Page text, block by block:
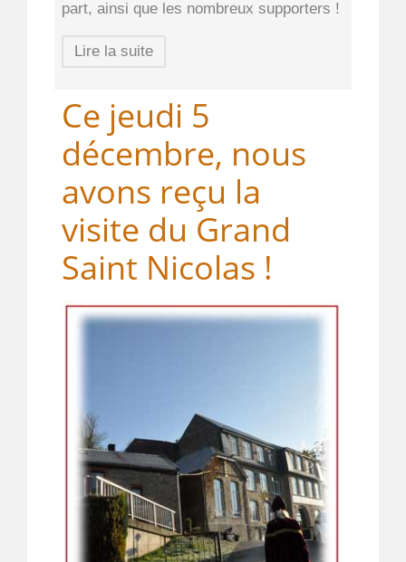
part, ainsi que les nombreux supporters !
Lire la suite
Ce jeudi 5
décembre, nous
avons reçu la
visite du Grand
Saint Nicolas !